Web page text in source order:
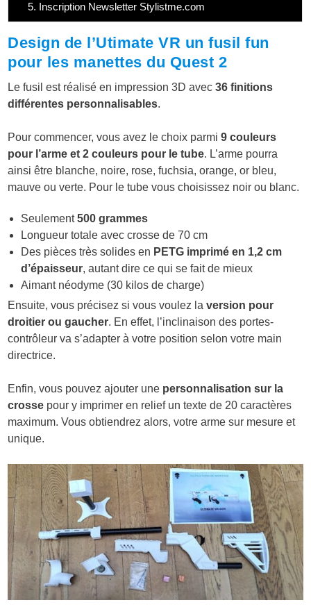
5. Inscription Newsletter Stylistme.com
Design de l’Utimate VR un fusil fun
pour les manettes du Quest 2
Le fusil est réalisé en impression 3D avec36 finitions
différentes personnalisables.
Pour commencer, vous avez le choix parmi 9 couleurs
pour l’arme et 2 couleurs pour le tube. L’arme pourra
ainsi être blanche, noire, rose, fuchsia, orange, or bleu,
mauve ou verte. Pour le tube vous choisissez noir ou blanc.
Seulement500 grammes
Longueur totale avec crosse de 70 cm
Des pièces très solides en PETG imprimé en 1,2 cm
d’épaisseur, autant dire ce qui se fait de mieux
Aimant néodyme (30 kilos de charge)
Ensuite, vous précisez si vous voulez laversion pour
droitier ou gaucher. En effet, l’inclinaison des portes-
contrôleur va s’adapter à votre position selon votre main
directrice.
Enfin, vous pouvez ajouter une personnalisation sur la
crosse pour y imprimer en relief un texte de 20 caractères
maximum. Vous obtiendrez alors, votre arme sur mesure et
unique.